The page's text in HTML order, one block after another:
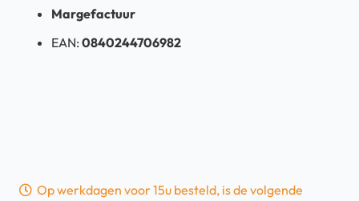
Margefactuur
EAN: 0840244706982
Op werkdagen voor 15u besteld, is de volgende